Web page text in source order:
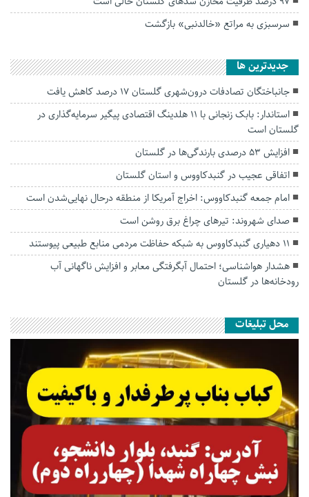
سرسبزی به مراتع «خالدنبی» بازگشت
جديدترين ها
جانباختگان تصادفات درون‌شهری گلستان ۱۷ درصد کاهش یافت
استاندار: بابک زنجانی با ۱۱ هلدینگ اقتصادی پیگیر سرمایه‌گذاری در
گلستان است
افزایش ۵۳ درصدی بارندگی‌ها در گلستان
اتفاقی عجیب در‌ گنبدکاووس و استان گلستان
امام جمعه گنبدکاووس: اخراج آمریکا از منطقه درحال نهایی‌شدن است
صدای شهروند: تیرهای چراغ برق روشن است
۱۱ دهیاری گنبدکاووس به شبکه حفاظت مردمی منابع طبیعی پیوستند
هشدار هواشناسی؛ احتمال آبگرفتگی معابر و افزایش ناگهانی آب
رودخانه‌ها در گلستان
محل تبلیغات